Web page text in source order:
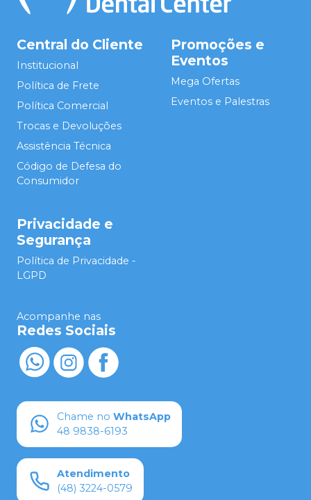
Central do Cliente
Institucional
Política de Frete
Política Comercial
Trocas e Devoluções
Assistência Técnica
Código de Defesa do
Consumidor
Promoções e
Eventos
Mega Ofertas
Eventos e Palestras
Privacidade e
Segurança
Política de Privacidade -
LGPD
Acompanhe nas
Redes Sociais
Chame no WhatsApp
48 9838-6193
Atendimento
(48) 3224-0579